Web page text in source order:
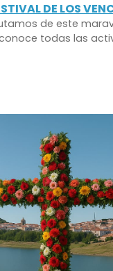
DE LOS
de este
todas las